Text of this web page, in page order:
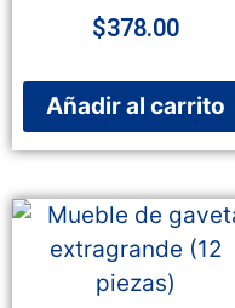
$378.00
Añadir al carrito